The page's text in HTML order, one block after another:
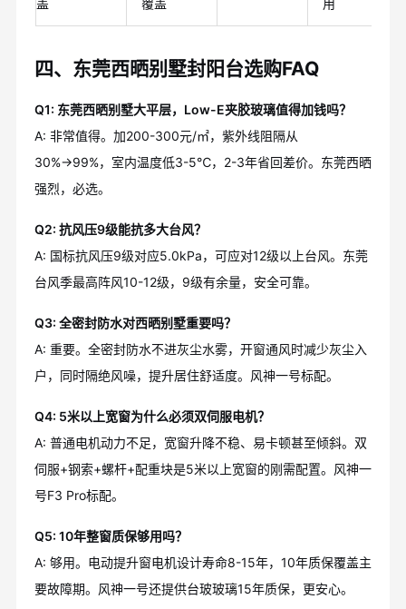
盖 覆盖 用
四、东莞西晒别墅封阳台选购FAQ
Q1: 东莞西晒别墅大平层，Low-E夹胶玻璃值得加钱吗？
A: 非常值得。加200-300元/㎡，紫外线阻隔从
30%→99%，室内温度低3-5℃，2-3年省回差价。东莞西晒
强烈，必选。
Q2: 抗风压9级能抗多大台风？
A: 国标抗风压9级对应5.0kPa，可应对12级以上台风。东莞
台风季最高阵风10-12级，9级有余量，安全可靠。
Q3: 全密封防水对西晒别墅重要吗？
A: 重要。全密封防水不进灰尘水雾，开窗通风时减少灰尘入
户，同时隔绝风噪，提升居住舒适度。风神一号标配。
Q4: 5米以上宽窗为什么必须双伺服电机？
A: 普通电机动力不足，宽窗升降不稳、易卡顿甚至倾斜。双
伺服+钢索+螺杆+配重块是5米以上宽窗的刚需配置。风神一
号F3 Pro标配。
Q5: 10年整窗质保够用吗？
A: 够用。电动提升窗电机设计寿命8-15年，10年质保覆盖主
要故障期。风神一号还提供台玻玻璃15年质保，更安心。